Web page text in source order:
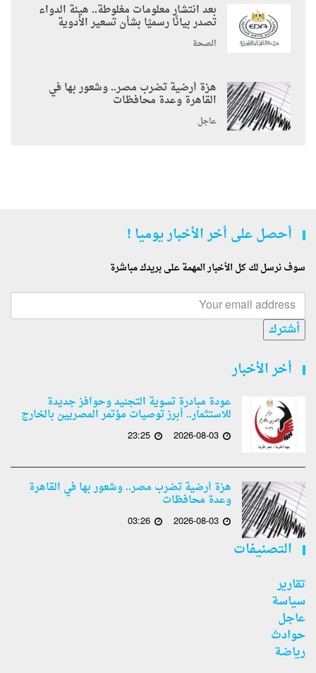
بعد انتشار معلومات مغلوطة.. هيئة الدواء
تصدر بيانًا رسميًا بشأن تسعير الأدوية
الصحة
هزة أرضية تضرب مصر.. وشعور بها في
القاهرة وعدة محافظات
عاجل
أحصل على أخر الأخبار يوميا !
سوف نرسل لك كل الأخبار المهمة على بريدك مباشرة
أشترك
أخر الأخبار
عودة مبادرة تسوية التجنيد وحوافز جديدة
للاستثمار.. أبرز توصيات مؤتمر المصريين بالخارج
2026-08-03
23:25
هزة أرضية تضرب مصر.. وشعور بها في القاهرة
وعدة محافظات
2026-08-03
03:26
التصنيفات
تقارير
سياسة
عاجل
حوادث
رياضة